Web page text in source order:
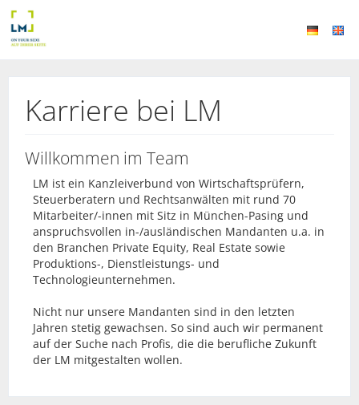
Karriere bei LM
Willkommen im Team
LM ist ein Kanzleiverbund von Wirtschaftsprüfern,
Steuerberatern und Rechtsanwälten mit rund 70
Mitarbeiter/-innen mit Sitz in München-Pasing und
anspruchsvollen in-/ausländischen Mandanten u.a. in
den Branchen Private Equity, Real Estate sowie
Produktions-, Dienstleistungs- und
Technologieunternehmen.
Nicht nur unsere Mandanten sind in den letzten
Jahren stetig gewachsen. So sind auch wir permanent
auf der Suche nach Profis, die die berufliche Zukunft
der LM mitgestalten wollen.